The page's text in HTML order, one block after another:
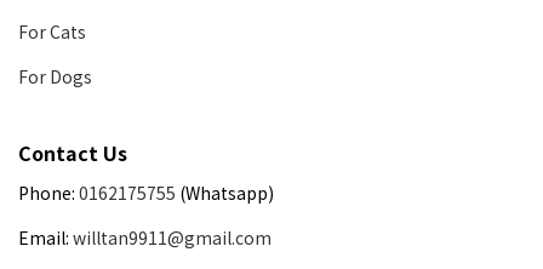
For Cats
For Dogs
Contact Us
Phone: 0162175755 (Whatsapp)
Email: willtan9911@gmail.com